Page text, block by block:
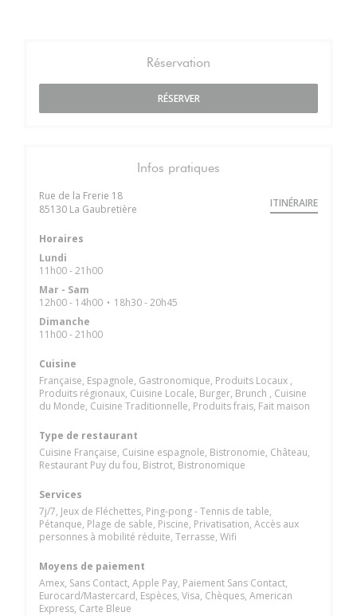
Réservation
RÉSERVER
Infos pratiques
Rue de la Frerie 18
85130 La Gaubretière
ITINÉRAIRE
Horaires
Lundi
11h00 - 21h00
Mar - Sam
12h00 - 14h00 • 18h30 - 20h45
Dimanche
11h00 - 21h00
Cuisine
Française, Espagnole, Gastronomique, Produits Locaux ,
Produits régionaux, Cuisine Locale, Burger, Brunch , Cuisine
du Monde, Cuisine Traditionnelle, Produits frais, Fait maison
Type de restaurant
Cuisine Française, Cuisine espagnole, Bistronomie, Château,
Restaurant Puy du fou, Bistrot, Bistronomique
Services
7j/7, Jeux de Fléchettes, Ping-pong - Tennis de table,
Pétanque, Plage de sable, Piscine, Privatisation, Accès aux
personnes à mobilité réduite, Terrasse, Wifi
Moyens de paiement
Amex, Sans Contact, Apple Pay, Paiement Sans Contact,
Eurocard/Mastercard, Espèces, Visa, Chèques, American
Express, Carte Bleue